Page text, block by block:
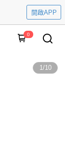
開啟APP
0
1/10